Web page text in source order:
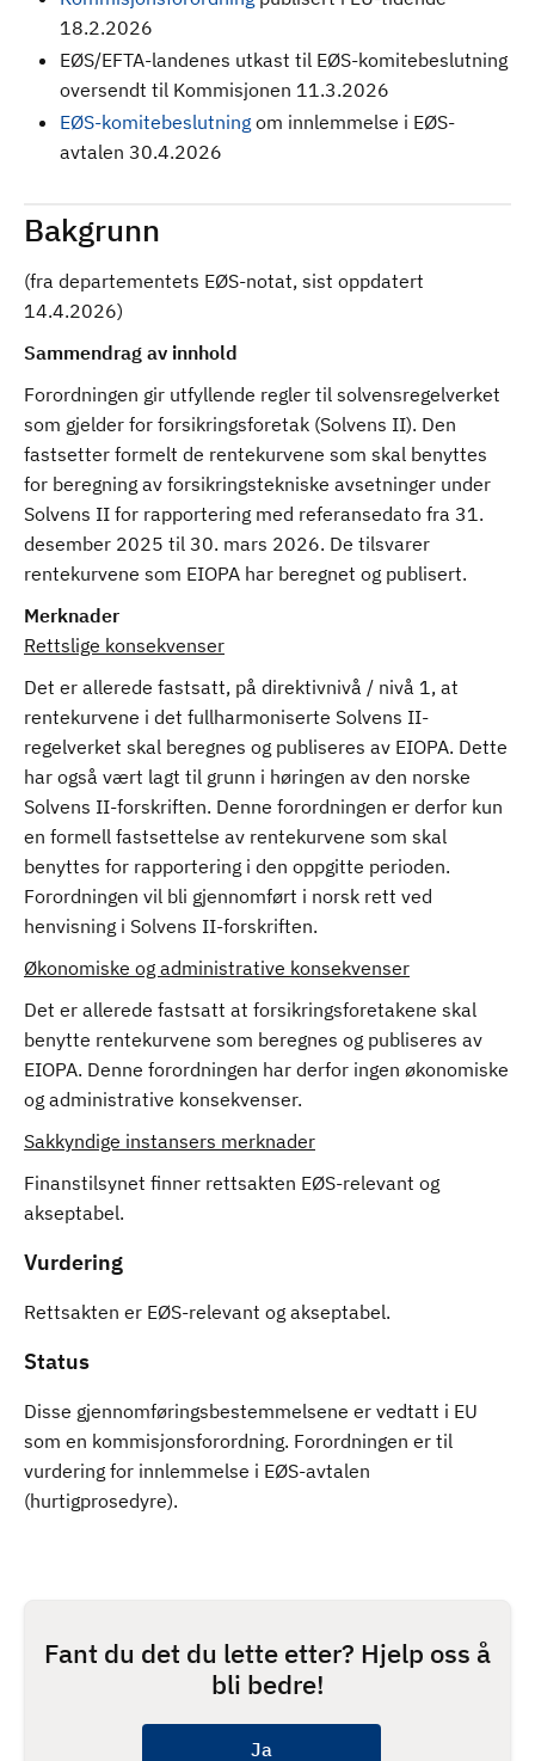
18.2.2026
EØS/EFTA-landenes utkast til EØS-komitebeslutning
oversendt til Kommisjonen 11.3.2026
EØS-komitebeslutning om innlemmelse i EØS-
avtalen 30.4.2026
Bakgrunn
(fra departementets EØS-notat, sist oppdatert
14.4.2026)
Sammendrag av innhold
Forordningen gir utfyllende regler til solvensregelverket
som gjelder for forsikringsforetak (Solvens II). Den
fastsetter formelt de rentekurvene som skal benyttes
for beregning av forsikringstekniske avsetninger under
Solvens II for rapportering med referansedato fra 31.
desember 2025 til 30. mars 2026. De tilsvarer
rentekurvene som EIOPA har beregnet og publisert.
Merknader
Rettslige konsekvenser
Det er allerede fastsatt, på direktivnivå / nivå 1, at
rentekurvene i det fullharmoniserte Solvens II-
regelverket skal beregnes og publiseres av EIOPA. Dette
har også vært lagt til grunn i høringen av den norske
Solvens II-forskriften. Denne forordningen er derfor kun
en formell fastsettelse av rentekurvene som skal
benyttes for rapportering i den oppgitte perioden.
Forordningen vil bli gjennomført i norsk rett ved
henvisning i Solvens II-forskriften.
Økonomiske og administrative konsekvenser
Det er allerede fastsatt at forsikringsforetakene skal
benytte rentekurvene som beregnes og publiseres av
EIOPA. Denne forordningen har derfor ingen økonomiske
og administrative konsekvenser.
Sakkyndige instansers merknader
Finanstilsynet finner rettsakten EØS-relevant og
akseptabel.
Vurdering
Rettsakten er EØS-relevant og akseptabel.
Status
Disse gjennomføringsbestemmelsene er vedtatt i EU
som en kommisjonsforordning. Forordningen er til
vurdering for innlemmelse i EØS-avtalen
(hurtigprosedyre).
Fant du det du lette etter? Hjelp oss å
bli bedre!